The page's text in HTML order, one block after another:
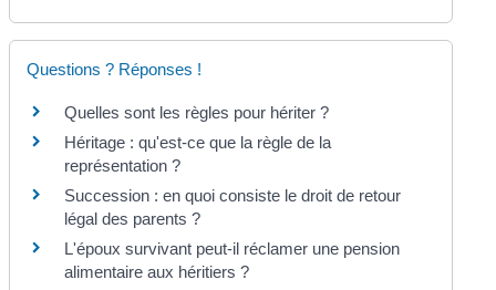
Questions ? Réponses !
Quelles sont les règles pour hériter ?
Héritage : qu'est-ce que la règle de la
représentation ?
Succession : en quoi consiste le droit de retour
légal des parents ?
L'époux survivant peut-il réclamer une pension
alimentaire aux héritiers ?